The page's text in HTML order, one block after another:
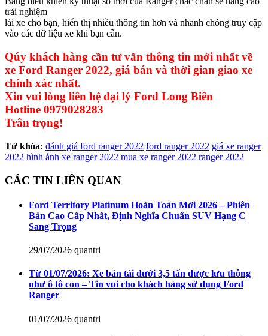
trải nghiệm
lái xe cho bạn, hiển thị nhiều thông tin hơn và nhanh chóng truy cập
vào các dữ liệu xe khi bạn cần.
Qúy khách hàng cần tư vấn thông tin mới nhất về
xe Ford Ranger 2022, giá bán và thời gian giao xe
chính xác nhất.
Xin vui lòng liên hệ đại lý Ford Long Biên
Hotline 0979028283
Trân trọng!
Từ khóa: đánh giá ford ranger 2022 ford ranger 2022 giá xe ranger
2022 hình ảnh xe ranger 2022 mua xe ranger 2022 ranger 2022
CÁC TIN LIÊN QUAN
Ford Territory Platinum Hoàn Toàn Mới 2026 – Phiên
Bản Cao Cấp Nhất, Định Nghĩa Chuẩn SUV Hạng C
Sang Trọng
29/07/2026 quantri
Từ 01/07/2026: Xe bán tải dưới 3,5 tấn được lưu thông
như ô tô con – Tin vui cho khách hàng sử dụng Ford
Ranger
01/07/2026 quantri